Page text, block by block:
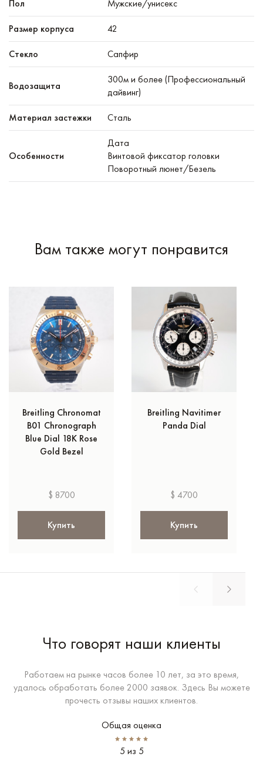
Пол Мужские/унисекс
Размер корпуса 42
Стекло Сапфир
Водозащита
300м и более (Профессиональный
дайвинг)
Материал застежки Сталь
Особенности
Дата
Винтовой фиксатор головки
Поворотный люнет/Безель
Вам также могут понравится
Breitling Chronomat
B01 Chronograph
Blue Dial 18K Rose
Gold Bezel
$ 8700
Купить
Breitling Navitimer
Panda Dial
$ 4700
Купить
Что говорят наши клиенты
Работаем на рынке часов более 10 лет, за это время,
удалось обработать более 2000 заявок. Здесь Вы можете
прочесть отзывы наших клиентов.
Общая оценка
5 из 5